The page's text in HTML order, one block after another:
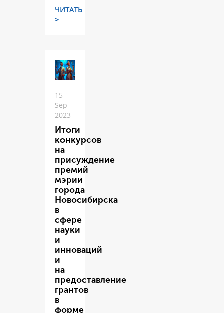
ЧИТАТЬ
>
15
Sep
2023
Итоги
конкурсов
на
присуждение
премий
мэрии
города
Новосибирска
в
сфере
науки
и
инноваций
и
на
предоставление
грантов
в
форме